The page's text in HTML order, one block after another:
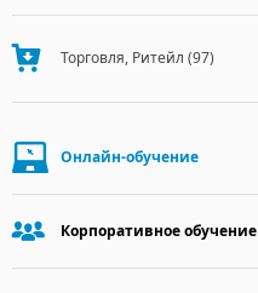
Торговля, Ритейл (97)
Онлайн-обучение
Корпоративное обучение